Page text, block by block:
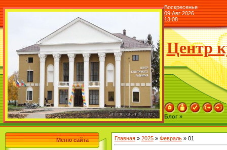
Воскресенье
09 Авг 2026
13:08
Центр
Блог »
Меню сайта Главная » 2025 » Февраль » 01